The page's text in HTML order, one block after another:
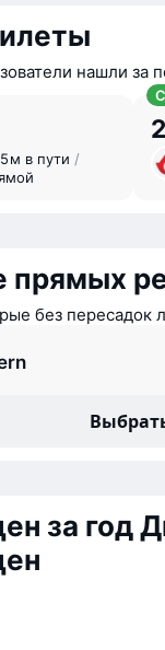
нашли за
5 ⁠м в пути /
прямых
без пересадок
за год